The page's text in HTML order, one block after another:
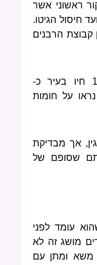
ראשוני אשר
חיסול הגיטו.
קבוצת הרבנים
משכבשו הגרמנים את לבוב ב- 1.7.1941 חיו בעיר כ-
135,000 יהודים. באחד באוקטובר 1941 נראו על חומות
אך מבדיקת
שסופם של
שהוא עומד לפני
מושג זה לא
ומתן עם